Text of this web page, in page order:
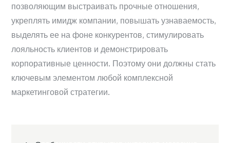
позволяющим выстраивать прочные отношения,
укреплять имидж компании, повышать узнаваемость,
выделять ее на фоне конкурентов, стимулировать
лояльность клиентов и демонстрировать
корпоративные ценности. Поэтому они должны стать
ключевым элементом любой комплексной
маркетинговой стратегии.
Навигация